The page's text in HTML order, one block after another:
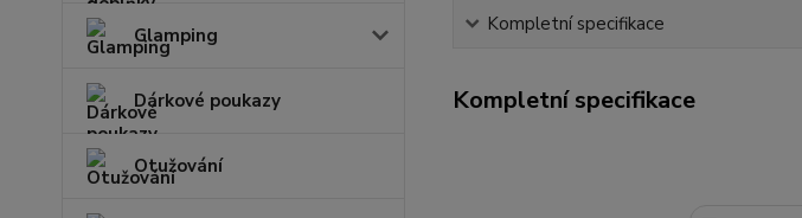
Glamping
Dárkové poukazy
Otužování
Kompletní specifikace
Kompletní specifikace